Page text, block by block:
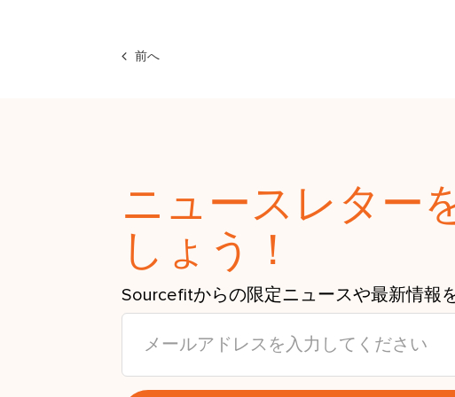
前へ
ニュースレター
しょう！
Sourcefitからの限定ニュースや最新情報